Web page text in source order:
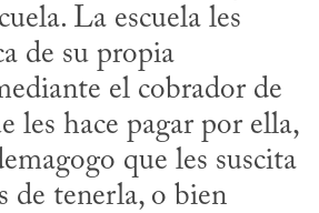
La escuela les
de su propia
el cobrador de
les hace pagar por ella,
que les suscita
de tenerla, o bien